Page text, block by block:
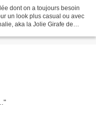
dont on a toujours besoin
un look plus casual ou avec
aka la Jolie Girafe de